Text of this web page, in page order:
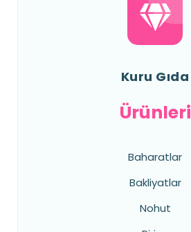
Kuru Gıda
Ürünleri
Baharatlar
Bakliyatlar
Nohut